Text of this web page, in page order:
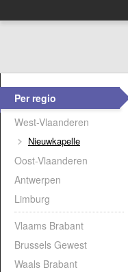
Per regio
West-Vlaanderen
Nieuwkapelle
Oost-Vlaanderen
Antwerpen
Limburg
Vlaams Brabant
Brussels Gewest
Waals Brabant